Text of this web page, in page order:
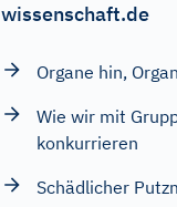
wissenschaft.de
Organe hin,
Wie wir mit
konkurrieren
Schädlicher